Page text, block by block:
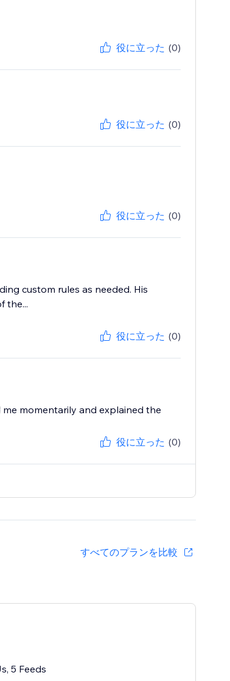
役に立った (0)
役に立った (0)
役に立った (0)
custom rules as needed. His
the...
役に立った (0)
momentarily and explained the
役に立った (0)
すべてのプランを比較
5 Feeds